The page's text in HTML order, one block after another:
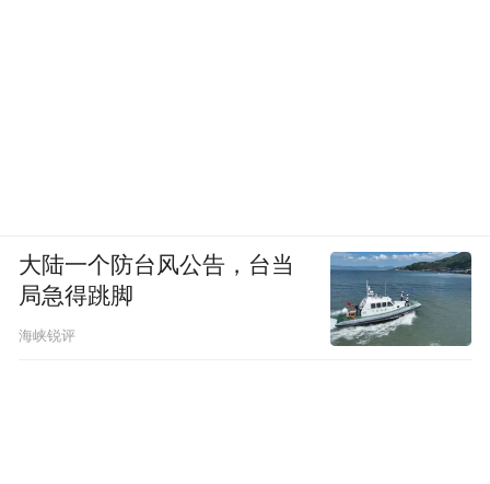
大陆一个防台风公告，台当
局急得跳脚
海峡锐评